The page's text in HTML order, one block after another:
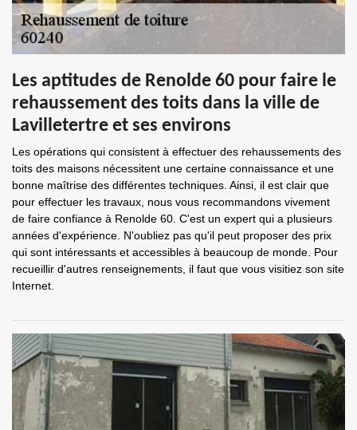
Les aptitudes de Renolde 60 pour faire le
rehaussement des toits dans la ville de
Lavilletertre et ses environs
Les opérations qui consistent à effectuer des rehaussements des
toits des maisons nécessitent une certaine connaissance et une
bonne maîtrise des différentes techniques. Ainsi, il est clair que
pour effectuer les travaux, nous vous recommandons vivement
de faire confiance à Renolde 60. C'est un expert qui a plusieurs
années d'expérience. N'oubliez pas qu'il peut proposer des prix
qui sont intéressants et accessibles à beaucoup de monde. Pour
recueillir d'autres renseignements, il faut que vous visitiez son site
Internet.